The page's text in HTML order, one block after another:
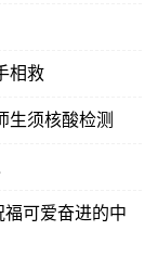
相救
生须核酸检测
可爱奋进的中